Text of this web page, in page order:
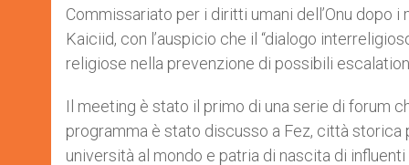
Commissariato per i diritti umani dell’Onu dopo
Kaiciid, con l’auspicio che il “dialogo
religiose nella prevenzione di possibili
Il meeting è stato il primo di una serie di forum
programma è stato discusso a Fez, città
università al mondo e patria di nascita di influenti